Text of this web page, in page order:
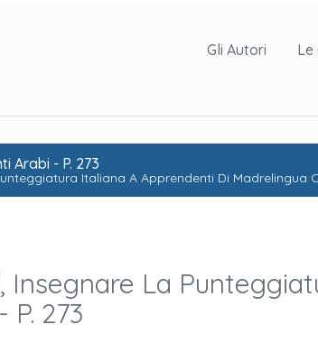
Gli Autori Le
Arabi - P. 273
Italiana A Apprendenti Di Madrelingua
Insegnare La
273